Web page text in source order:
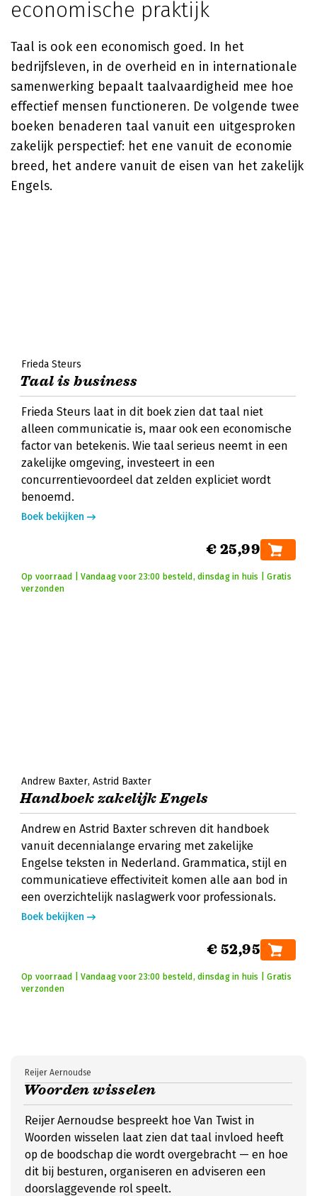
economische praktijk
Taal is ook een economisch goed. In het
bedrijfsleven, in de overheid en in internationale
samenwerking bepaalt taalvaardigheid mee hoe
effectief mensen functioneren. De volgende twee
boeken benaderen taal vanuit een uitgesproken
zakelijk perspectief: het ene vanuit de economie
breed, het andere vanuit de eisen van het zakelijk
Engels.
Frieda Steurs
Taal is business
Frieda Steurs laat in dit boek zien dat taal niet
alleen communicatie is, maar ook een economische
factor van betekenis. Wie taal serieus neemt in een
zakelijke omgeving, investeert in een
concurrentievoordeel dat zelden expliciet wordt
benoemd.
Boek bekijken
€ 25,99
Op voorraad | Vandaag voor 23:00 besteld, dinsdag in huis | Gratis
verzonden
Andrew Baxter Astrid Baxter
Handboek zakelijk Engels
Andrew en Astrid Baxter schreven dit handboek
vanuit decennialange ervaring met zakelijke
Engelse teksten in Nederland. Grammatica, stijl en
communicatieve effectiviteit komen alle aan bod in
een overzichtelijk naslagwerk voor professionals.
Boek bekijken
€ 52,95
Op voorraad | Vandaag voor 23:00 besteld, dinsdag in huis | Gratis
verzonden
Woorden wisselen
Reijer Aernoudse
Reijer Aernoudse bespreekt hoe Van Twist in
Woorden wisselen laat zien dat taal invloed heeft
op de boodschap die wordt overgebracht — en hoe
dit bij besturen, organiseren en adviseren een
doorslaggevende rol speelt.